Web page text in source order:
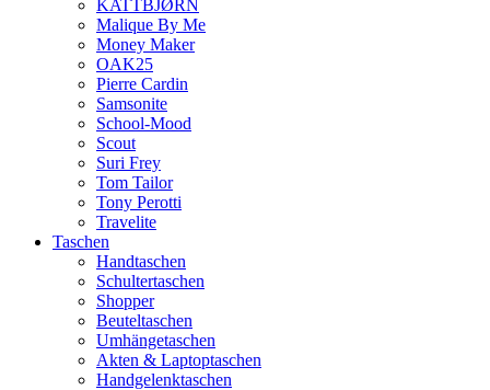
KATTBJØRN
Malique By Me
Money Maker
OAK25
Pierre Cardin
Samsonite
School-Mood
Scout
Suri Frey
Tom Tailor
Tony Perotti
Travelite
Taschen
Handtaschen
Schultertaschen
Shopper
Beuteltaschen
Umhängetaschen
Akten & Laptoptaschen
Handgelenktaschen